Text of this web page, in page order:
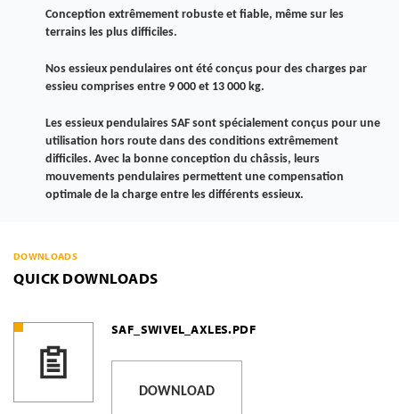
Conception extrêmement robuste et fiable, même sur les
terrains les plus difficiles.
Nos essieux pendulaires ont été conçus pour des charges par
essieu comprises entre 9 000 et 13 000 kg.
Les essieux pendulaires SAF sont spécialement conçus pour une
utilisation hors route dans des conditions extrêmement
difficiles. Avec la bonne conception du châssis, leurs
mouvements pendulaires permettent une compensation
optimale de la charge entre les différents essieux.
DOWNLOADS
QUICK DOWNLOADS
SAF_SWIVEL_AXLES.PDF
DOWNLOAD